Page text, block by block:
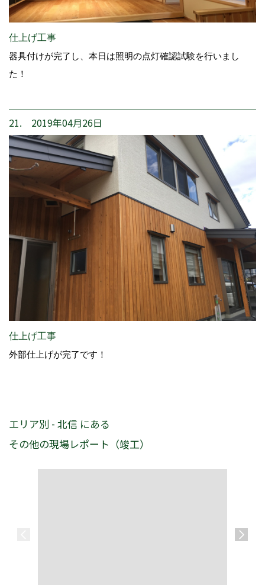
仕上げ工事
器具付けが完了し、本日は照明の点灯確認試験を行いまし
た！
21. 2019年04月26日
仕上げ工事
外部仕上げが完了です！
エリア別 - 北信 にある
その他の現場レポート（竣工）